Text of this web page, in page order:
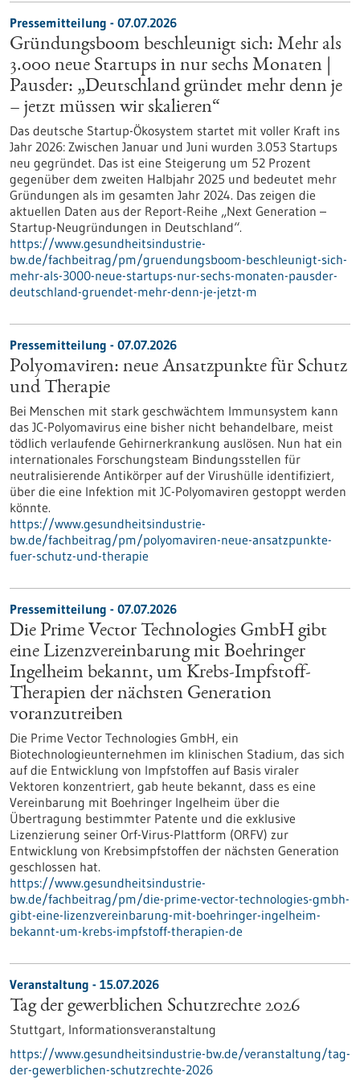
Pressemitteilung - 07.07.2026
Gründungsboom beschleunigt sich: Mehr als
3.000 neue Startups in nur sechs Monaten |
Pausder: „Deutschland gründet mehr denn je
– jetzt müssen wir skalieren“
Das deutsche Startup-Ökosystem startet mit voller Kraft ins
Jahr 2026: Zwischen Januar und Juni wurden 3.053 Startups
neu gegründet. Das ist eine Steigerung um 52 Prozent
gegenüber dem zweiten Halbjahr 2025 und bedeutet mehr
Gründungen als im gesamten Jahr 2024. Das zeigen die
aktuellen Daten aus der Report-Reihe „Next Generation –
Startup-Neugründungen in Deutschland“.
https://www.gesundheitsindustrie-
bw.de/fachbeitrag/pm/gruendungsboom-beschleunigt-sich-
mehr-als-3000-neue-startups-nur-sechs-monaten-pausder-
deutschland-gruendet-mehr-denn-je-jetzt-m
Pressemitteilung - 07.07.2026
Polyomaviren: neue Ansatzpunkte für Schutz
und Therapie
Bei Menschen mit stark geschwächtem Immunsystem kann
das JC-Polyomavirus eine bisher nicht behandelbare, meist
tödlich verlaufende Gehirnerkrankung auslösen. Nun hat ein
internationales Forschungsteam Bindungsstellen für
neutralisierende Antikörper auf der Virushülle identifiziert,
über die eine Infektion mit JC-Polyomaviren gestoppt werden
könnte.
https://www.gesundheitsindustrie-
bw.de/fachbeitrag/pm/polyomaviren-neue-ansatzpunkte-
fuer-schutz-und-therapie
Pressemitteilung - 07.07.2026
Die Prime Vector Technologies GmbH gibt
eine Lizenzvereinbarung mit Boehringer
Ingelheim bekannt, um Krebs-Impfstoff-
Therapien der nächsten Generation
voranzutreiben
Die Prime Vector Technologies GmbH, ein
Biotechnologieunternehmen im klinischen Stadium, das sich
auf die Entwicklung von Impfstoffen auf Basis viraler
Vektoren konzentriert, gab heute bekannt, dass es eine
Vereinbarung mit Boehringer Ingelheim über die
Übertragung bestimmter Patente und die exklusive
Lizenzierung seiner Orf-Virus-Plattform (ORFV) zur
Entwicklung von Krebsimpfstoffen der nächsten Generation
geschlossen hat.
https://www.gesundheitsindustrie-
bw.de/fachbeitrag/pm/die-prime-vector-technologies-gmbh-
gibt-eine-lizenzvereinbarung-mit-boehringer-ingelheim-
bekannt-um-krebs-impfstoff-therapien-de
Veranstaltung - 15.07.2026
Tag der gewerblichen Schutzrechte 2026
Stuttgart, Informationsveranstaltung
https://www.gesundheitsindustrie-bw.de/veranstaltung/tag-
der-gewerblichen-schutzrechte-2026